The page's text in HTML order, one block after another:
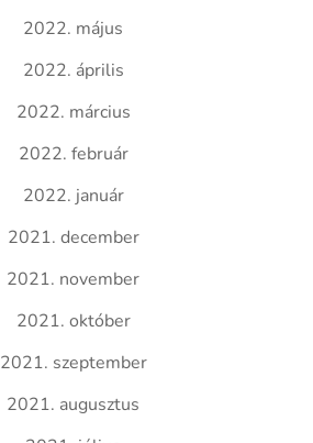
2022. május
2022. április
2022. március
2022. február
2022. január
2021. december
2021. november
2021. október
2021. szeptember
2021. augusztus